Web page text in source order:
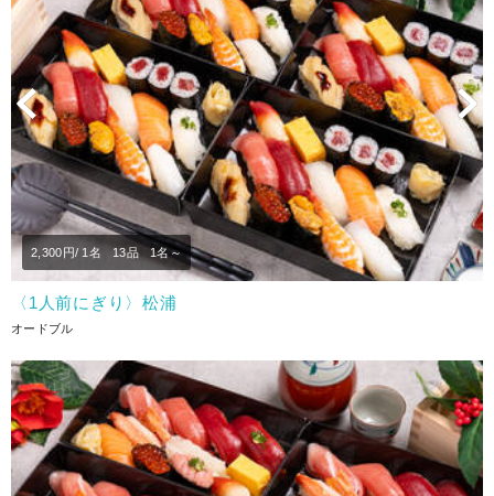
Previous
2,300円/ 1名 13品 1名～
〈1人前にぎり〉松浦
オードブル